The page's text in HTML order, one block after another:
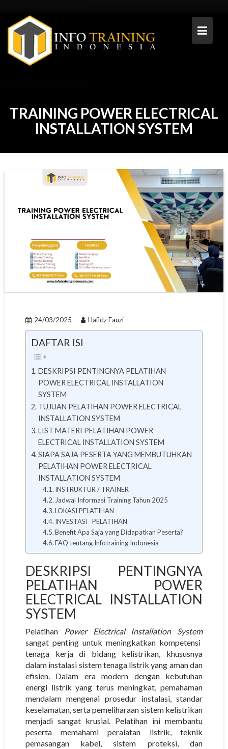
content
TRAINING POWER ELECTRICAL
INSTALLATION SYSTEM
24/03/2025 Hafidz Fauzi
DAFTAR ISI
DESKRIPSI PENTINGNYA PELATIHAN
POWER ELECTRICAL INSTALLATION
SYSTEM
TUJUAN PELATIHAN POWER ELECTRICAL
INSTALLATION SYSTEM
LIST MATERI PELATIHAN POWER
ELECTRICAL INSTALLATION SYSTEM
SIAPA SAJA PESERTA YANG MEMBUTUHKAN
PELATIHAN POWER ELECTRICAL
INSTALLATION SYSTEM
INSTRUKTUR / TRAINER
Jadwal Informasi Training Tahun 2025
LOKASI PELATIHAN
INVESTASI PELATIHAN
Benefit Apa Saja yang Didapatkan Peserta?
FAQ tentang Infotraining Indonesia
DESKRIPSI PENTINGNYA
PELATIHAN POWER
ELECTRICAL INSTALLATION
SYSTEM
Pelatihan
Power Electrical Installation System
sangat penting untuk meningkatkan kompetensi
tenaga kerja di bidang kelistrikan, khususnya
dalam instalasi sistem tenaga listrik yang aman dan
efisien. Dalam era modern dengan kebutuhan
energi listrik yang terus meningkat, pemahaman
mendalam mengenai prosedur instalasi, standar
keselamatan, serta pemeliharaan sistem kelistrikan
menjadi sangat krusial. Pelatihan ini membantu
peserta memahami peralatan listrik, teknik
pemasangan kabel, sistem proteksi, dan